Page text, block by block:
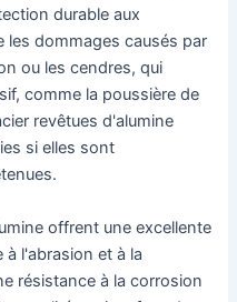
durable aux
les dommages causés par
ou les cendres, qui
comme la poussière de
revêtues d'alumine
si elles sont
offrent une excellente
l'abrasion et à la
résistance à la corrosion